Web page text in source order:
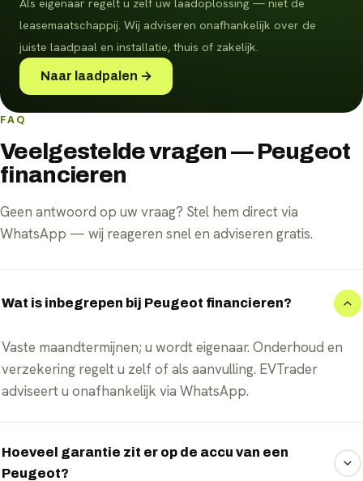
Als eigenaar regelt u zelf uw laadoplossing — niet de
leasemaatschappij. Wij adviseren onafhankelijk over de
juiste laadpaal en installatie, thuis of zakelijk.
Naar laadpalen →
FAQ
Veelgestelde vragen — Peugeot
financieren
Geen antwoord op uw vraag? Stel hem direct via
WhatsApp — wij reageren snel en adviseren gratis.
Wat is inbegrepen bij Peugeot financieren?
Vaste maandtermijnen; u wordt eigenaar. Onderhoud en
verzekering regelt u zelf of als aanvulling. EVTrader
adviseert u onafhankelijk via WhatsApp.
Hoeveel garantie zit er op de accu van een
Peugeot?